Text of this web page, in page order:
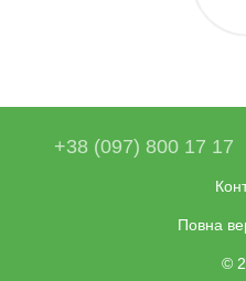
+38 (097) 800 17 17
Повна
©